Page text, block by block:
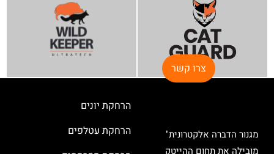
צרו קשר
מגנור הדברה אלקטרונית"
מובילה את תחום ההייטק
הרחקת יונים
הרחקת עטלפים